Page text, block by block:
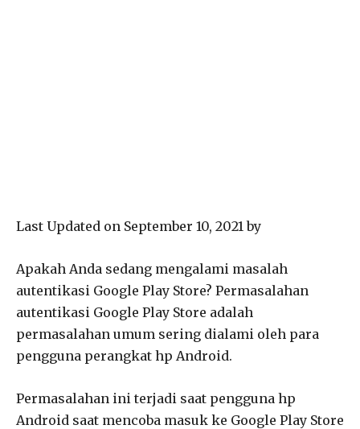
Last Updated on September 10, 2021 by
Apakah Anda sedang mengalami masalah
autentikasi Google Play Store? Permasalahan
autentikasi Google Play Store adalah
permasalahan umum sering dialami oleh para
pengguna perangkat hp Android.
Permasalahan ini terjadi saat pengguna hp
Android saat mencoba masuk ke Google Play Store